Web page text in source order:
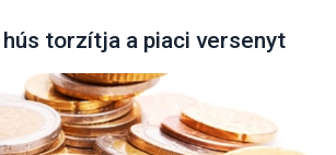
torzítja a piaci versenyt